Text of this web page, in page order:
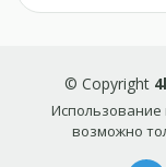
© Copyright
Использование
возможно